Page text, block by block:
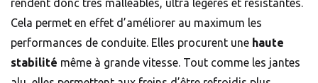
Cela permet en effet d’améliorer au maximum les
performances de conduite. Elles procurent une haute
stabilité même à grande vitesse. Tout comme les jantes